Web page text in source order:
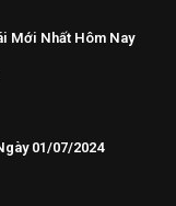
Mới Nhất Hôm Nay
01/07/2024